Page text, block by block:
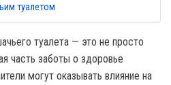
туалетом
туалета — это не просто
часть заботы о здоровье
могут оказывать влияние на